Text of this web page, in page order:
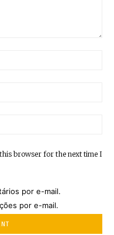
browser for the next time I
por e-mail.
por e-mail.